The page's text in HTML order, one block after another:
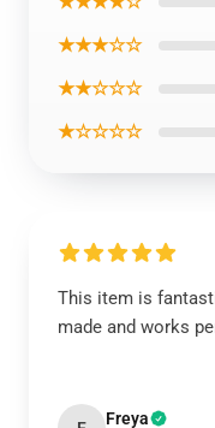
★★★☆☆
★★☆☆☆
★☆☆☆☆
This item is
made and works
Freya